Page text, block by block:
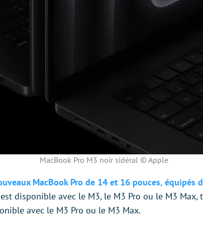
MacBook Pro M3 noir sidéral © Apple
MacBook Pro de 14 et 16 pouces, équipés
disponible avec le M3, le M3 Pro ou le M3 Max,
avec le M3 Pro ou le M3 Max.